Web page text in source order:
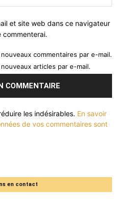
et site web dans ce navigateur
commenterai.
commentaires par e-mail.
articles par e-mail.
les indésirables. En savoir
de vos commentaires sont
en contact